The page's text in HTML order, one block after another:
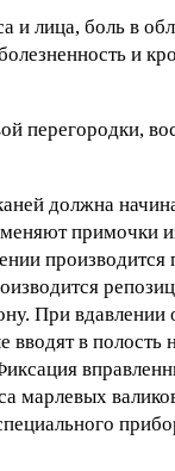
лица, боль в
и
перегородки,
должна
примочки
При вдавлении
в
марлевых